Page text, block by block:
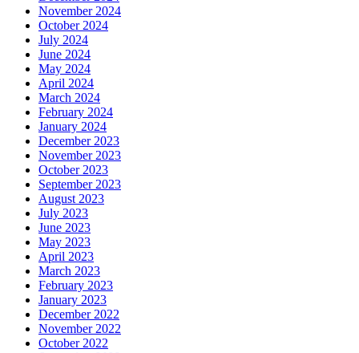
November 2024
October 2024
July 2024
June 2024
May 2024
April 2024
March 2024
February 2024
January 2024
December 2023
November 2023
October 2023
September 2023
August 2023
July 2023
June 2023
May 2023
April 2023
March 2023
February 2023
January 2023
December 2022
November 2022
October 2022